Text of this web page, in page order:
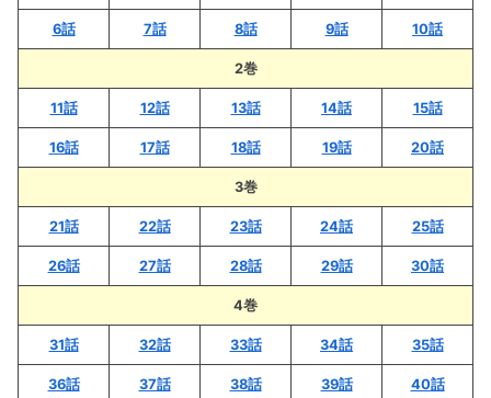
6話 7話 8話 9話 10話
2巻
11話 12話 13話 14話 15話
16話 17話 18話 19話 20話
3巻
21話 22話 23話 24話 25話
26話 27話 28話 29話 30話
4巻
31話 32話 33話 34話 35話
36話 37話 38話 39話 40話